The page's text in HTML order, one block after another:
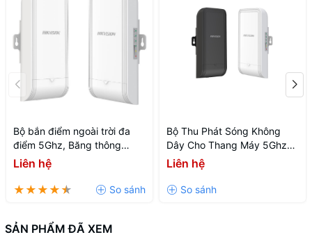
Bộ bắn điểm ngoài trời đa
điểm 5Ghz, Băng thông
867Mb, DS-3WF02-5AC/D
Liên hệ
Bộ Thu Phát Sóng Không
Dây Cho Thang Máy 5Ghz
DS-3WF0EC-5ACT(B), Băng
Thông 867Mb
Liên hệ
SẢN PHẨM ĐÃ XEM